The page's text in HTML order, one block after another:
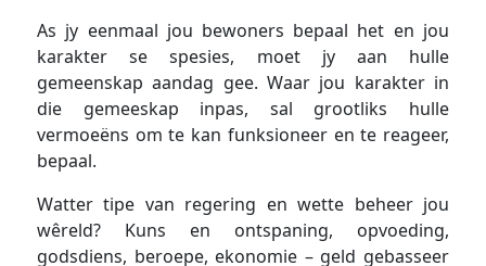
As jy eenmaal jou bewoners bepaal het en jou
karakter se spesies, moet jy aan hulle
gemeenskap aandag gee. Waar jou karakter in
die gemeeskap inpas, sal grootliks hulle
vermoeëns om te kan funksioneer en te reageer,
bepaal.
Watter tipe van regering en wette beheer jou
wêreld? Kuns en ontspaning, opvoeding,
godsdiens, beroepe, ekonomie – geld gebasseer